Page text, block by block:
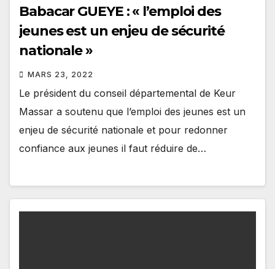
Babacar GUEYE : « l’emploi des
jeunes est un enjeu de sécurité
nationale »
MARS 23, 2022
Le président du conseil départemental de Keur
Massar a soutenu que l’emploi des jeunes est un
enjeu de sécurité nationale et pour redonner
confiance aux jeunes il faut réduire de…